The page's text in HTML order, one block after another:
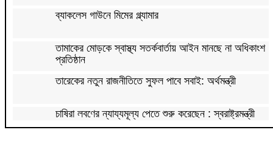
ব্যাকলেস গাউনে মিমের গ্ল্যামার
তামাকের মোড়কে স্বাস্থ্য সতর্কবার্তায় আইন মানছে না অধিকাংশ
প্রতিষ্ঠান
তারেকের নতুন রাজনীতিতে সুফল পাবে সবাই: অর্থমন্ত্রী
চাষিরা লবণের ন্যায্যমূল্য পেতে শুরু করেছেন : স্বরাষ্ট্রমন্ত্রী